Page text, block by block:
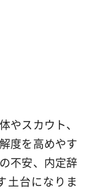
やスカウト、
度を高めやす
不安、内定辞
土台になりま